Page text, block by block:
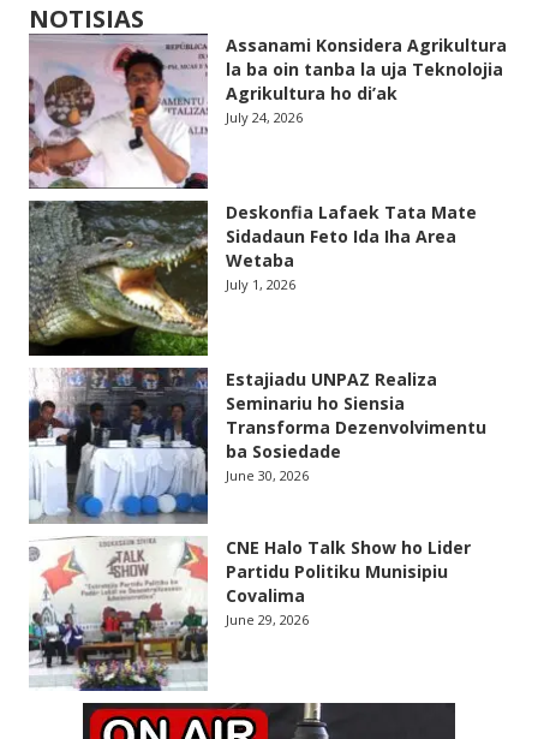
NOTISIAS
Assanami Konsidera Agrikultura
la ba oin tanba la uja Teknolojia
Agrikultura ho di’ak
July 24, 2026
Deskonfia Lafaek Tata Mate
Sidadaun Feto Ida Iha Area
Wetaba
July 1, 2026
Estajiadu UNPAZ Realiza
Seminariu ho Siensia
Transforma Dezenvolvimentu
ba Sosiedade
June 30, 2026
CNE Halo Talk Show ho Lider
Partidu Politiku Munisipiu
Covalima
June 29, 2026